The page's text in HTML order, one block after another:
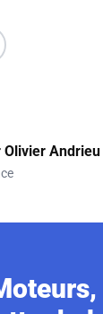
Olivier Andrieu